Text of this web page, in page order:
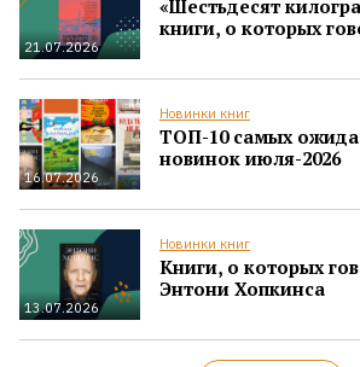
21.07.2026
«Шестьдесят
книги, о которых
16.07.2026
Новинки книг
ТОП-10 самых
новинок июля-2026
13.07.2026
Новинки книг
Книги, о которых
Энтони Хопкинса